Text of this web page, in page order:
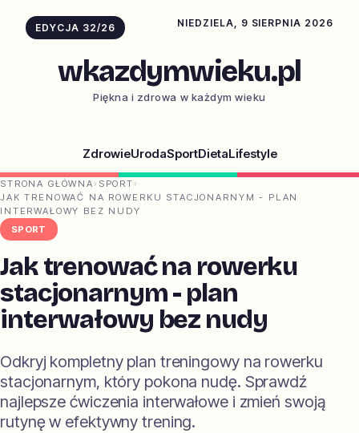
EDYCJA 32/26 NIEDZIELA, 9 SIERPNIA 2026
wkazdymwieku.pl
Piękna i zdrowa w każdym wieku
ZdrowieUrodaSportDietaLifestyle
STRONA GŁÓWNA › SPORT ›
JAK TRENOWAĆ NA ROWERKU STACJONARNYM - PLAN
INTERWAŁOWY BEZ NUDY
SPORT
Jak trenować na rowerku
stacjonarnym - plan
interwałowy bez nudy
Odkryj kompletny plan treningowy na rowerku
stacjonarnym, który pokona nudę. Sprawdź
najlepsze ćwiczenia interwałowe i zmień swoją
rutynę w efektywny trening.